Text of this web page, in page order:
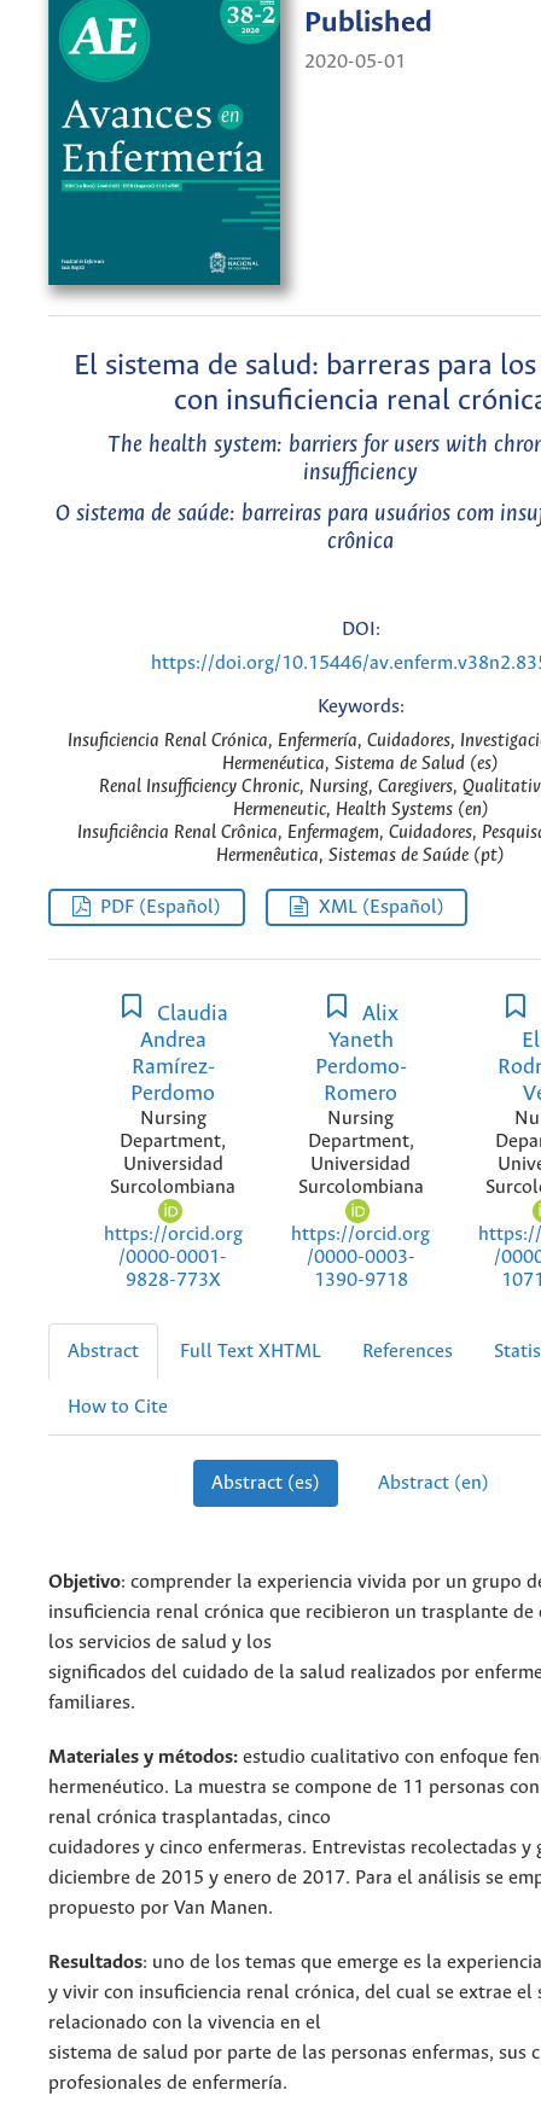
Published
2020-05-01
El sistema de salud: barreras para
con insuficiencia renal
The health system: barriers for users with
insufficiency
O sistema de saúde: barreiras para usuários com
crônica
DOI:
https://doi.org/10.15446/
Keywords:
Insuficiencia Renal Crónica, Enfermería, Cuidadores,
Hermenéutica, Sistema de Salud (es)
Renal Insufficiency Chronic, Nursing, Caregivers,
Hermeneutic, Health Systems (en)
Insuficiência Renal Crônica, Enfermagem, Cuidadores,
Hermenêutica, Sistemas de Saúde (pt)
PDF (Español) XML (Español)
Claudia
Andrea
Ramírez-
Perdomo
Nursing
Department,
Universidad
Surcolombiana
https://orcid.org
/0000-0001-
9828-773X
Alix
Yaneth
Perdomo-
Romero
Nursing
Department,
Universidad
Surcolombiana
https://orcid.org
/0000-0003-
1390-9718
/
Abstract Full Text XHTML References
How to Cite
Abstract (es) Abstract (en)
Objetivo: comprender la experiencia vivida por un grupo
insuficiencia renal crónica que recibieron un trasplante de
los servicios de salud y los
significados del cuidado de la salud realizados por
familiares.
Materiales y métodos: estudio cualitativo con enfoque
hermenéutico. La muestra se compone de 11 personas
renal crónica trasplantadas, cinco
cuidadores y cinco enfermeras. Entrevistas recolectadas y
diciembre de 2015 y enero de 2017. Para el análisis se
propuesto por Van Manen.
Resultados: uno de los temas que emerge es la
y vivir con insuficiencia renal crónica, del cual se extrae el
relacionado con la vivencia en el
sistema de salud por parte de las personas enfermas, sus
profesionales de enfermería.